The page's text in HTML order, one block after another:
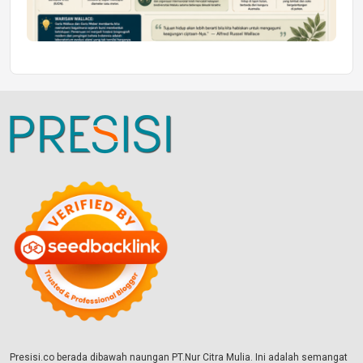
Presisi.co berada dibawah naungan PT.Nur Citra Mulia. Ini adalah semangat